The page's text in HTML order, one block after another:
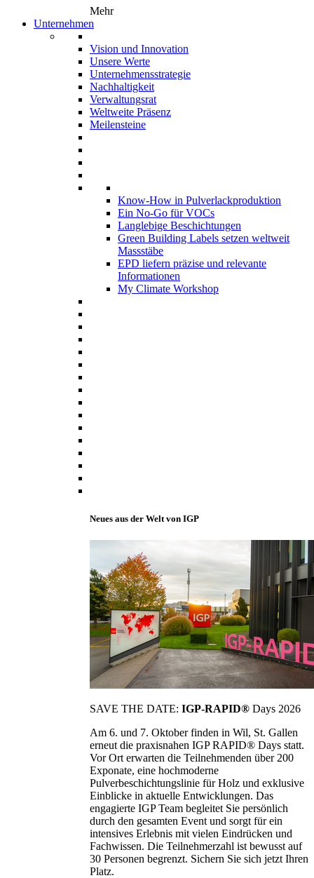
Mehr
Unternehmen
Vision und Innovation
Unsere Werte
Unternehmensstrategie
Nachhaltigkeit
Verwaltungsrat
Weltweite Präsenz
Meilensteine
Know-How in Pulverlackproduktion
Ein No-Go für VOCs
Langlebige Beschichtungen
Green Building Labels setzen weltweit
Massstäbe
EPD liefern präzise und relevante
Informationen
My Climate Workshop
Neues aus der Welt von IGP
SAVE THE DATE: IGP-RAPID® Days 2026
Am 6. und 7. Oktober finden in Wil, St. Gallen
erneut die praxisnahen IGP RAPID® Days statt.
Vor Ort erwarten die Teilnehmenden über 200
Exponate, eine hochmoderne
Pulverbeschichtungslinie für Holz und exklusive
Einblicke in aktuelle Entwicklungen. Das
engagierte IGP Team begleitet Sie persönlich
durch den gesamten Event und sorgt für ein
intensives Erlebnis mit vielen Eindrücken und
Fachwissen. Die Teilnehmerzahl ist bewusst auf
30 Personen begrenzt. Sichern Sie sich jetzt Ihren
Platz.